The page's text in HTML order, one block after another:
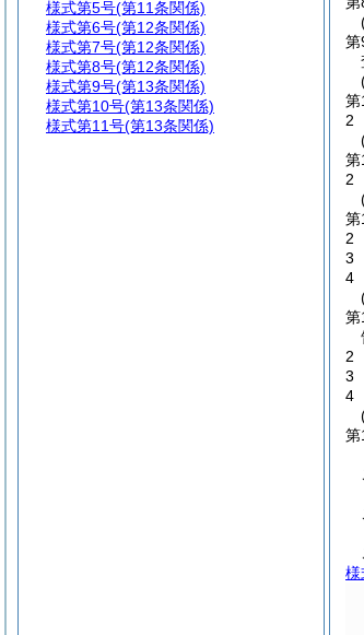
第
第
2
第
2
第
2
3
4
第
2
3
4
第
様
様式第5号(第11条関係)
様式第6号(第12条関係)
様式第7号(第12条関係)
様式第8号(第12条関係)
様式第9号(第13条関係)
様式第10号(第13条関係)
様式第11号(第13条関係)